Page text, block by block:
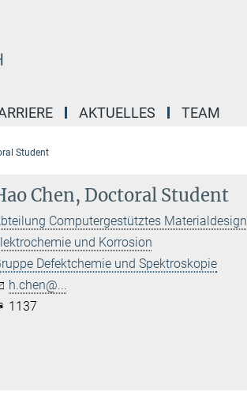
AKTUELLES TEAM
Student
Chen, Doctoral Student
Computergestütztes Materialdesign
und Korrosion
Defektchemie und Spektroskopie
h.chen@...
1137